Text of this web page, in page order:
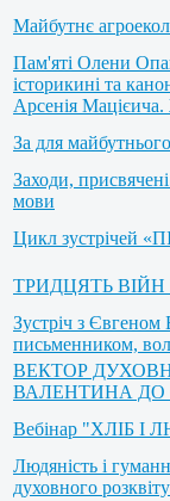
Майбутнє
Пам'яті Олени
історикині та
Арсенія
За для
Заходи,
мови
Цикл зустрічей
ТРИДЦЯТЬ
Зустріч з Євгеном
письменником,
ВЕКТОР
ВАЛЕНТИНА ДО
Вебінар "ХЛІБ І
Людяність і
духовного